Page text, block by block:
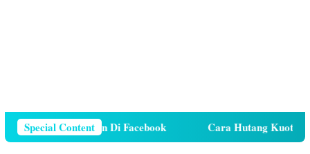
Special Content
Nomor Telepon Di Facebook Cara Hutang Kuota di